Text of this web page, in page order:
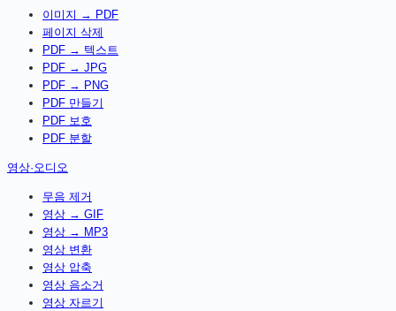
이미지 → PDF
페이지 삭제
PDF → 텍스트
PDF → JPG
PDF → PNG
PDF 만들기
PDF 보호
PDF 분할
영상·오디오
무음 제거
영상 → GIF
영상 → MP3
영상 변환
영상 압축
영상 음소거
영상 자르기